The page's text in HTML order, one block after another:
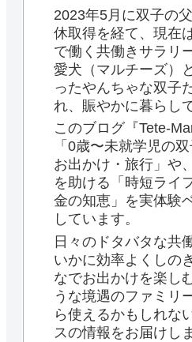
2023年5月に双子の
休取得を経て、現在
で働く共働きサラリ
愛犬（マルチーズ）
ったやんちゃな双子
れ、賑やかに暮らし
このブログ『Tete-
「0歳〜未就学児の
お出かけ・旅行」や
を助ける「時短ライ
金の知恵」を実体験
しています。
日々のドタバタな共
いかに効率よくしの
なでお出かけを楽し
うな境遇のファミリ
ら使えるかもしれな
スの情報をお届けし